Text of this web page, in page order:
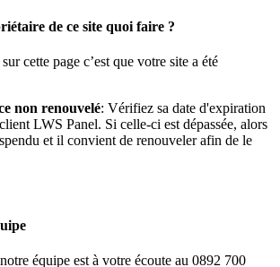
de ce site quoi faire ?
cette page c’est que votre site a été
non renouvelé: Vérifiez sa date d'expiration
LWS Panel. Si celle-ci est dépassée, alors
et il convient de renouveler afin de le
équipe est à votre écoute au 0892 700